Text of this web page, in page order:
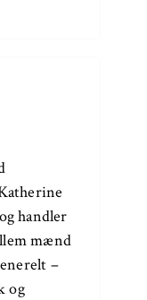
handler
mænd
–
og